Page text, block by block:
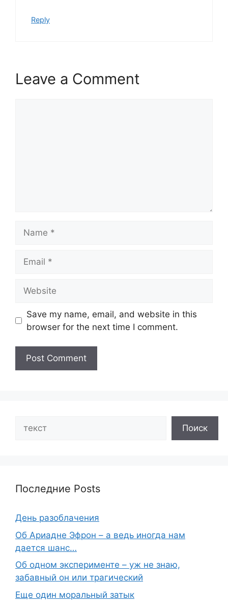
Reply
Leave a Comment
Save my name, email, and website in this
browser for the next time I comment.
Поиск
Последние Posts
День разоблачения
Об Ариадне Эфрон – а ведь иногда нам
дается шанс…
Об одном эксперименте – уж не знаю,
забавный он или трагический
Еще один моральный затык